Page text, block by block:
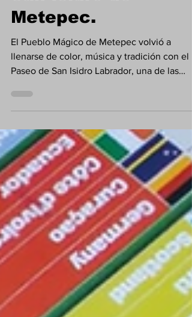
viven el el paseo de
San Isidro de
Metepec.
llenarse de color, música y tradición con el
Paseo de San Isidro Labrador, una de las
reúne a miles de visitantes en un ambiente
completamente festivo y familiar.